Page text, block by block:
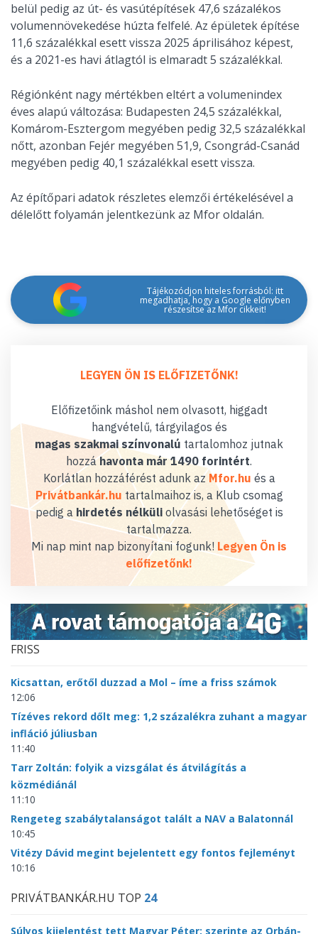
belül pedig az út- és vasútépítések 47,6 százalékos
volumennövekedése húzta felfelé. Az épületek építése
11,6 százalékkal esett vissza 2025 áprilisához képest,
és a 2021-es havi átlagtól is elmaradt 5 százalékkal.
Régiónként nagy mértékben eltért a volumenindex
éves alapú változása: Budapesten 24,5 százalékkal,
Komárom-Esztergom megyében pedig 32,5 százalékkal
nőtt, azonban Fejér megyében 51,9, Csongrád-Csanád
megyében pedig 40,1 százalékkal esett vissza.
Az építőpari adatok részletes elemzői értékelésével a
délelőtt folyamán jelentkezünk az Mfor oldalán.
Tájékozódjon hiteles forrásból: itt
megadhatja, hogy a Google előnyben
részesítse az Mfor cikkeit!
LEGYEN ÖN IS ELŐFIZETŐNK!
Előfizetőink máshol nem olvasott, higgadt
hangvételű, tárgyilagos és
magas szakmai színvonalú tartalomhoz jutnak
hozzáhavonta már 1490 forintért.
Korlátlan hozzáférést adunk az Mfor.hu és a
Privátbankár.hu tartalmaihoz is, a Klub csomag
pedig a hirdetés nélküliolvasási lehetőséget is
tartalmazza.
Mi nap mint nap bizonyítani fogunk! Legyen Ön is
előfizetőnk!
FRISS
Kicsattan, erőtől duzzad a Mol – íme a friss számok
12:06
Tízéves rekord dőlt meg: 1,2 százalékra zuhant a magyar
infláció júliusban
11:40
Tarr Zoltán: folyik a vizsgálat és átvilágítás a
közmédiánál
11:10
Rengeteg szabálytalanságot talált a NAV a Balatonnál
10:45
Vitézy Dávid megint bejelentett egy fontos fejleményt
10:16
PRIVÁTBANKÁR.HU TOP 24
Súlyos kijelentést tett Magyar Péter: szerinte az Orbán-